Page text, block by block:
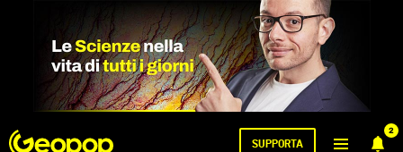
2
SUPPORTA